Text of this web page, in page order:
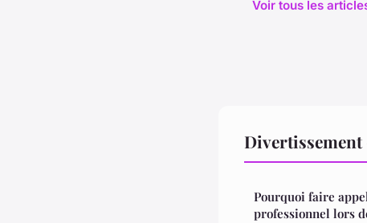
Voir tous les
Pourquoi faire
professionnel lors